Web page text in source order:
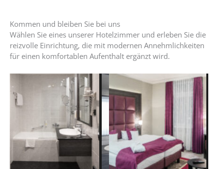
Kommen und bleiben Sie bei uns
Wählen Sie eines unserer Hotelzimmer und erleben Sie die
reizvolle Einrichtung, die mit modernen Annehmlichkeiten
für einen komfortablen Aufenthalt ergänzt wird.